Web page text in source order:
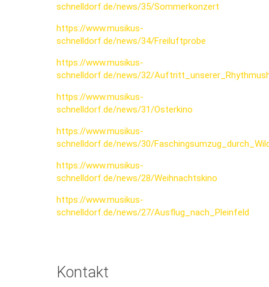
schnelldorf.de/news/35/Sommerkonzert
https://www.musikus-
schnelldorf.de/news/34/Freiluftprobe
https://www.musikus-
schnelldorf.de/news/32/
https://www.musikus-
schnelldorf.de/news/31/Osterkino
https://www.musikus-
schnelldorf.de/news/30/
https://www.musikus-
schnelldorf.de/news/28/Weihnachtskino
https://www.musikus-
schnelldorf.de/news/27/Ausflug_nach_Pleinfeld
Kontakt